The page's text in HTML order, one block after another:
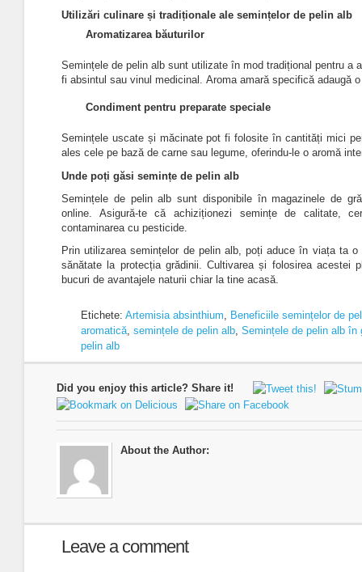
Utilizări culinare și tradiționale ale semințelor de pelin alb
Aromatizarea băuturilor
Semințele de pelin alb sunt utilizate în mod tradițional pentru a
fi absintul sau vinul medicinal. Aroma amară specifică adaugă
Condiment pentru preparate speciale
Semințele uscate și măcinate pot fi folosite în cantități mici
ales cele pe bază de carne sau legume, oferindu-le o aromă
Unde poți găsi semințe de pelin alb
Semințele de pelin alb sunt disponibile în magazinele de
online. Asigură-te că achiziționezi semințe de calitate,
contaminarea cu pesticide.
Prin utilizarea semințelor de pelin alb, poți aduce în viața ta
sănătate la protecția grădinii. Cultivarea și folosirea acestei
bucuri de avantajele naturii chiar la tine acasă.
Etichete: Artemisia absinthium, Beneficiile semințelor de
aromatică, semințele de pelin alb, Semințele de pelin alb în
pelin alb
Did you enjoy this article? Share it!
About the Author:
Leave a comment